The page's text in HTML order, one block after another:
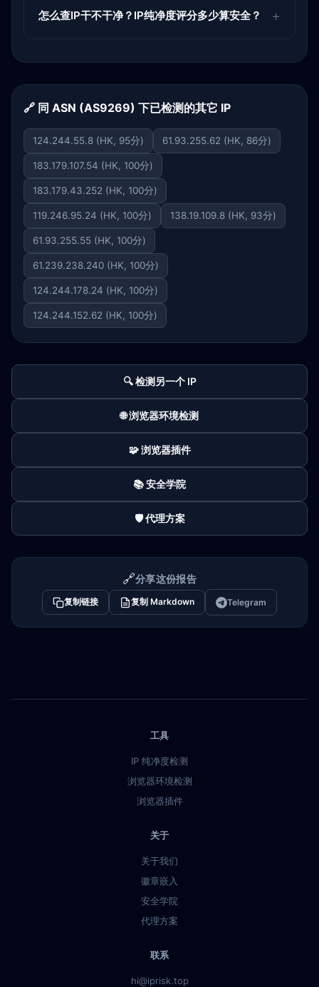
怎么查IP干不干净？IP纯净度评分多少算安全？
🔗 同 ASN (AS9269) 下已检测的其它 IP
124.244.55.8 (HK, 95分) 61.93.255.62 (HK, 86分)
183.179.107.54 (HK, 100分)
183.179.43.252 (HK, 100分)
119.246.95.24 (HK, 100分) 138.19.109.8 (HK, 93分)
61.93.255.55 (HK, 100分)
61.239.238.240 (HK, 100分)
124.244.178.24 (HK, 100分)
124.244.152.62 (HK, 100分)
🔍 检测另一个 IP
🌐 浏览器环境检测
🧩 浏览器插件
📚 安全学院
🛡️ 代理方案
🔗分享这份报告
复制链接 复制 Markdown Telegram
工具
IP 纯净度检测
浏览器环境检测
浏览器插件
关于
关于我们
徽章嵌入
安全学院
代理方案
联系
hi@iprisk.top